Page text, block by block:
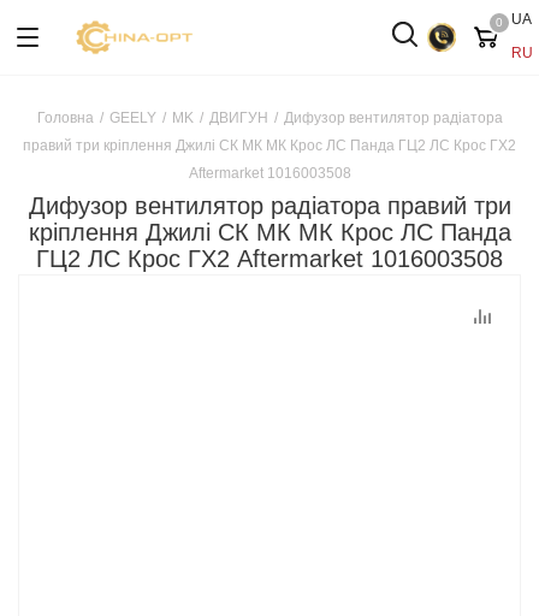
UA
RU
0
Головна / GEELY / MK / ДВИГУН / Дифузор вентилятор радіатора
правий три кріплення Джилі СК МК МК Крос ЛС Панда ГЦ2 ЛС Крос ГХ2
Aftermarket 1016003508
Дифузор вентилятор радіатора правий три
кріплення Джилі СК МК МК Крос ЛС Панда
ГЦ2 ЛС Крос ГХ2 Aftermarket 1016003508